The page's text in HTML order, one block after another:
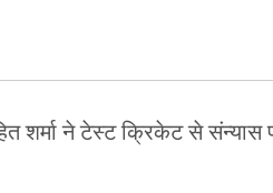
शर्मा ने टेस्ट क्रिकेट से संन्यास